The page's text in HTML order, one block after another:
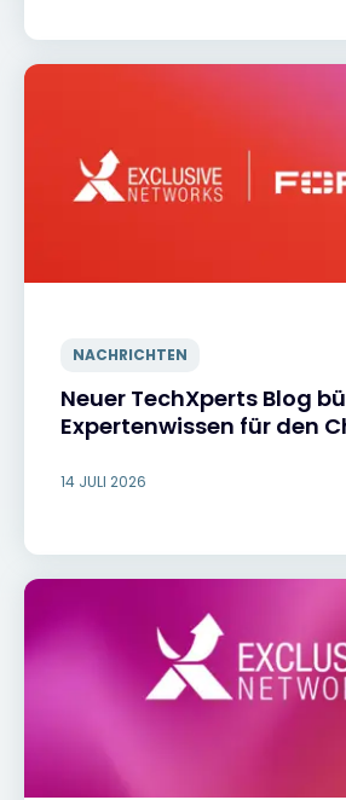
NACHRICHTEN
Neuer TechXperts Blog
Expertenwissen für den
14 JULI 2026